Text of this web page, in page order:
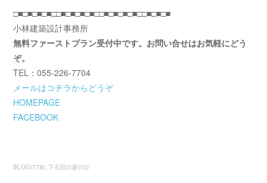
□■□■□■□■□□■□■□■□■□□■□■□■□■□□■□■□■
小林建築設計事務所
無料ファーストプラン受付中です。お問い合せはお気軽にどう
ぞ。
TEL：055-226-7704
メールはコチラからどうぞ
HOMEPAGE
FACEBOOK
BLOG(778) 下石田の家(10)